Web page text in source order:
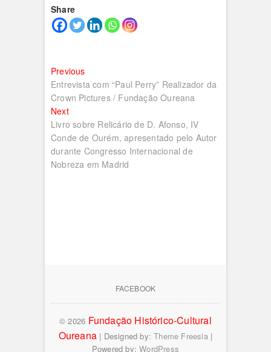
Share
Navegação
de
artigos
PreviousPrevious
post:
Entrevista com “Paul Perry” Realizador da
Crown Pictures / Fundação Oureana
NextNext
post:
Livro sobre Relicário de D. Afonso, IV
Conde de Ourém, apresentado pelo Autor
durante Congresso Internacional de
Nobreza em Madrid
FACEBOOK
© 2026 Fundação Histórico-Cultural
Oureana | Designed by:Theme Freesia|
Powered by:WordPress